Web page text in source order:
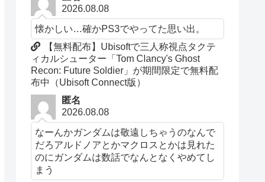
2026.08.08
懐かしい…確かPS3でやってた思い出。
【無料配布】Ubisoftで三人称視点タクテ
ィカルシューター「Tom Clancy's Ghost
Recon: Future Soldier」が期間限定で無料配
布中（Ubisoft Connect版）
匿名
2026.08.08
なーんかガンダムは敬遠しちゃうのなんで
だろアルドノアとかマクロスとかは見れた
のにガンダムは数話でなんとなくやめてし
まう